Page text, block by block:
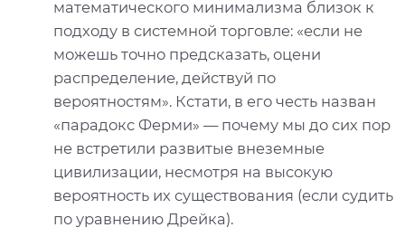
математического минимализма близок к
подходу в системной торговле: «если не
можешь точно предсказать, оцени
распределение, действуй по
вероятностям». Кстати, в его честь назван
«парадокс Ферми» — почему мы до сих пор
не встретили развитые внеземные
цивилизации, несмотря на высокую
вероятность их существования (если судить
по уравнению Дрейка).